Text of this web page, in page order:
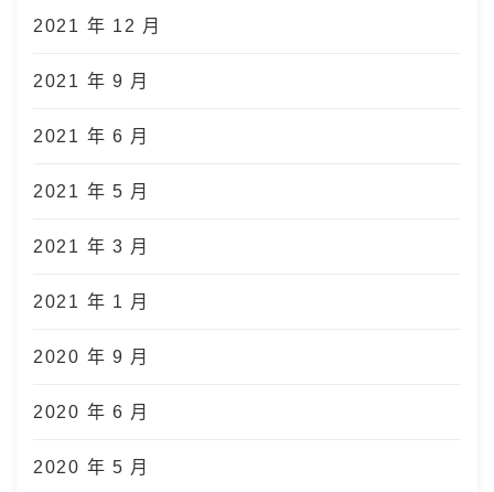
2021 年 12 月
2021 年 9 月
2021 年 6 月
2021 年 5 月
2021 年 3 月
2021 年 1 月
2020 年 9 月
2020 年 6 月
2020 年 5 月